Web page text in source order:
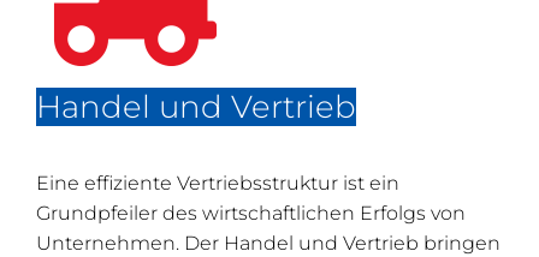
Handel und Vertrieb
Eine effiziente Vertriebsstruktur ist ein
Grundpfeiler des wirtschaftlichen Erfolgs von
Unternehmen. Der Handel und Vertrieb bringen